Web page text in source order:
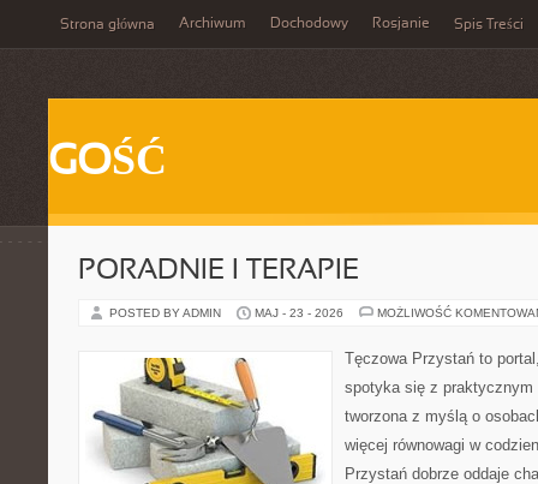
Strona główna Archiwum Dochodowy Rosjanie Spis Treści
GOŚĆ
PORADNIE I TERAPIE
POSTED BY ADMIN MAJ - 23 - 2026 MOŻLIWOŚĆ
Tęczowa Przystań to
spotyka się z praktycznym
tworzona z myślą o
więcej równowagi w
Przystań dobrze oddaje